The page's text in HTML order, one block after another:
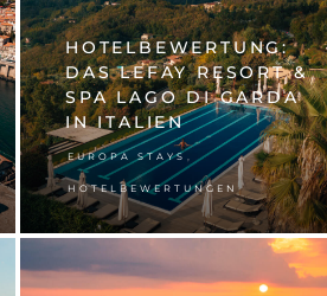
HOTELBEWERTUNG:
DAS LEFAY RESORT &
SPA LAGO DI GARDA
IN ITALIEN
EUROPA STAYS
HOTELBEWERTUNGEN